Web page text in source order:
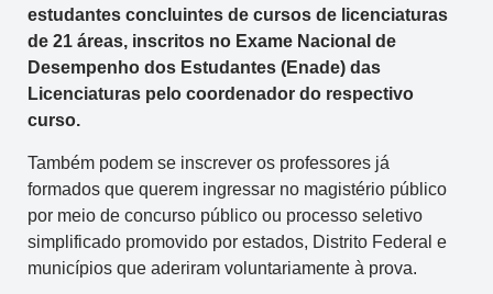
estudantes concluintes de cursos de licenciaturas
de 21 áreas, inscritos no Exame Nacional de
Desempenho dos Estudantes (Enade) das
Licenciaturas pelo coordenador do respectivo
curso.
Também podem se inscrever os professores já
formados que querem ingressar no magistério público
por meio de concurso público ou processo seletivo
simplificado promovido por estados, Distrito Federal e
municípios que aderiram voluntariamente à prova.